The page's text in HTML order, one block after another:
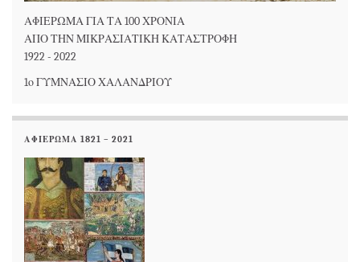
ΑΦΙΕΡΩΜΑ ΓΙΑ ΤΑ 100 ΧΡΟΝΙΑ
ΑΠΟ ΤΗΝ ΜΙΚΡΑΣΙΑΤΙΚΗ ΚΑΤΑΣΤΡΟΦΗ
1922 - 2022
1ο ΓΥΜΝΑΣΙΟ ΧΑΛΑΝΔΡΙΟΥ
ΑΦΙΕΡΩΜΑ 1821 – 2021